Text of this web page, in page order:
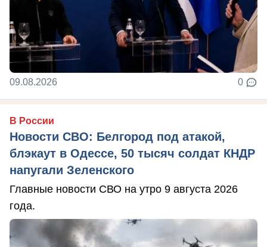
09.08.2026 0
В России
Новости СВО: Белгород под атакой,
блэкаут в Одессе, 50 тысяч солдат КНДР
напугали Зеленского
Главные новости СВО на утро 9 августа 2026
года.